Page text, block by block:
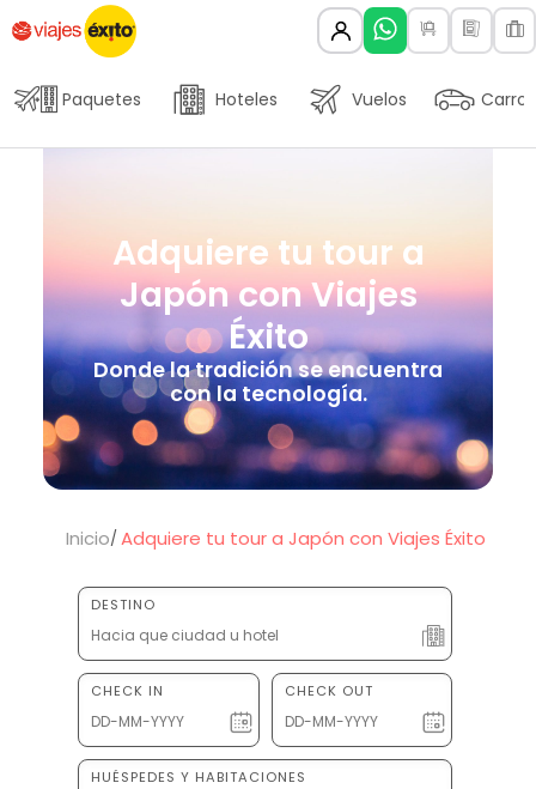
Paquetes Hoteles Vuelos Carros
Adquiere tu tour a
Japón con Viajes
Éxito
Donde la tradición se encuentra
con la tecnología.
Inicio Adquiere tu tour a Japón con Viajes Éxito
DESTINO
CHECK IN CHECK OUT
HUÉSPEDES Y HABITACIONES